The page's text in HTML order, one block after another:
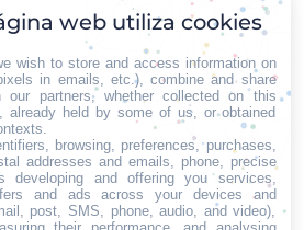
el impacto significativo que
el bienestar de los trabajadores.
frente a un escritorio es
personas, y las
sillas inadecuadas pueden…
web utiliza cookies
wish to store and access information on
in emails, etc.), combine and share
our partners, whether collected on this
already held by some of us, or obtained
browsing, preferences, purchases,
addresses and emails, phone, precise
developing and offering you services,
and ads across your devices and
post, SMS, phone, audio, and video),
their performance, and analysing